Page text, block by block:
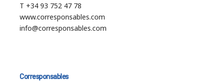
T +34 93 752 47 78
www.corresponsables.com
info@corresponsables.com
Corresponsables